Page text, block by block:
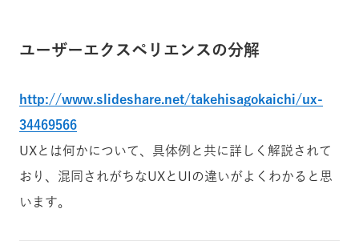
ユーザーエクスペリエンスの分解
http://www.slideshare.net/takehisagokaichi/ux-
34469566
UXとは何かについて、具体例と共に詳しく解説されて
おり、混同されがちなUXとUIの違いがよくわかると思
います。